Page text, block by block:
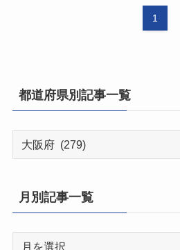
1
都道府県別記事一覧
県
別
月別記事一覧